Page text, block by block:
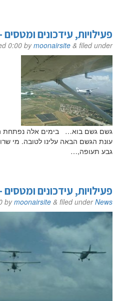
פעילויות, עידכונים
0:00 bymoonairsite & filed under
גשם גשם בוא… בימים אלה נפתחת
עונת הגשם הבאה עלינו לטובה. מי
גבע תעופה,…
פעילויות, עידכונים
bymoonairsite & filed underNews
שם פרטי
דוא"ל
הערות ושאלות